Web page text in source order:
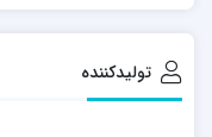
تولیدکننده